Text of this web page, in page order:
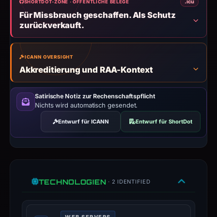
LIMITED,
IP
217.60.39.100,
registration
date
21,
2026.
Infrastructure
details
may
have
changed
collection.
SHORTDOT-ZONE · ÖFFENTLICHE BELEGE .icu
Für Missbrauch geschaffen. Als Schutz
zurückverkauft.
ICANN OVERSIGHT
Akkreditierung und RAA-Kontext
Satirische Notiz zur Rechenschaftspflicht
Nichts wird automatisch gesendet.
Entwurf für ICANN Entwurf für ShortDot
TECHNOLOGIEN · 2 IDENTIFIED